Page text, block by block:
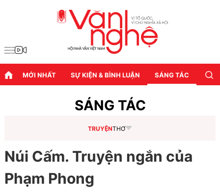
MỚI NHẤT SỰ KIỆN & BÌNH LUẬN SÁNG TÁC
SÁNG TÁC
TRUYỆNTHƠ
Núi Cấm. Truyện ngắn của
Phạm Phong